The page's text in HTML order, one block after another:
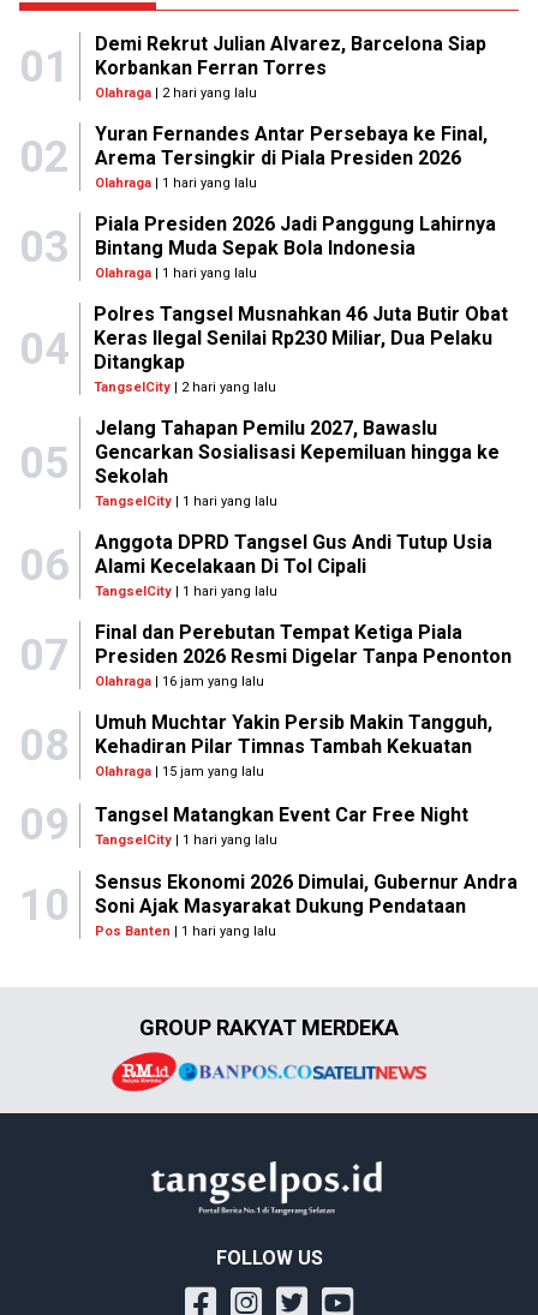
01
Demi Rekrut Julian Alvarez, Barcelona Siap
Korbankan Ferran Torres
Olahraga| 2 hari yang lalu
02
Yuran Fernandes Antar Persebaya ke Final,
Arema Tersingkir di Piala Presiden 2026
Olahraga| 1 hari yang lalu
03
Piala Presiden 2026 Jadi Panggung Lahirnya
Bintang Muda Sepak Bola Indonesia
Olahraga| 1 hari yang lalu
04
Polres Tangsel Musnahkan 46 Juta Butir Obat
Keras Ilegal Senilai Rp230 Miliar, Dua Pelaku
Ditangkap
TangselCity | 2 hari yang lalu
05
Jelang Tahapan Pemilu 2027, Bawaslu
Gencarkan Sosialisasi Kepemiluan hingga ke
Sekolah
TangselCity| 1 hari yang lalu
06
Anggota DPRD Tangsel Gus Andi Tutup Usia
Alami Kecelakaan Di Tol Cipali
TangselCity| 1 hari yang lalu
07
Final dan Perebutan Tempat Ketiga Piala
Presiden 2026 Resmi Digelar Tanpa Penonton
Olahraga| 16 jam yang lalu
08
Umuh Muchtar Yakin Persib Makin Tangguh,
Kehadiran Pilar Timnas Tambah Kekuatan
Olahraga| 15 jam yang lalu
09 Tangsel Matangkan Event Car Free Night
TangselCity | 1 hari yang lalu
10
Sensus Ekonomi 2026 Dimulai, Gubernur Andra
Soni Ajak Masyarakat Dukung Pendataan
Pos Banten | 1 hari yang lalu
GROUP RAKYAT MERDEKA
FOLLOW US